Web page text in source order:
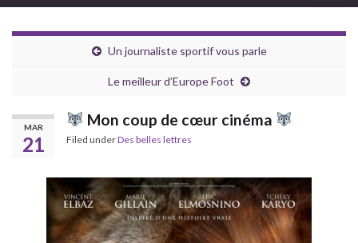
Un journaliste sportif vous parle
Le meilleur d’Europe Foot
MAR
21
Mon coup de cœur cinéma
Filed underDes belles lettres